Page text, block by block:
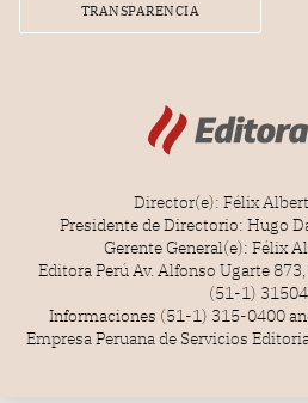
TRANSPARENCIA
Director(e): Félix
Presidente de Directorio: Hugo
Gerente General(e): Félix
Editora Perú Av. Alfonso Ugarte
(51-1)
Informaciones (51-1) 315-0400
Empresa Peruana de Servicios